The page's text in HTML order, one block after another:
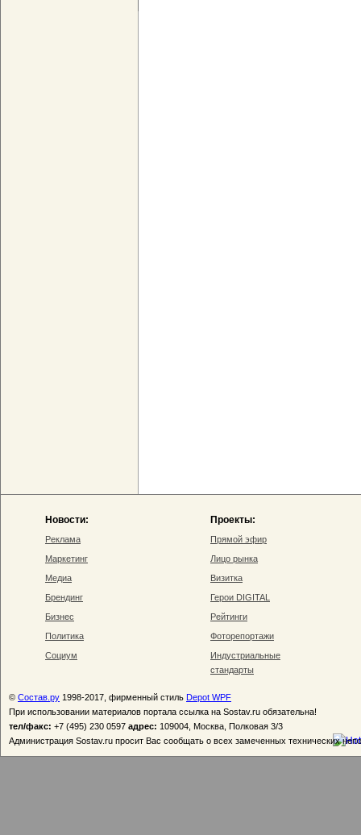
Новости:
Реклама
Маркетинг
Медиа
Брендинг
Бизнес
Политика
Социум
Проекты:
Прямой эфир
Лицо рынка
Визитка
Герои DIGITAL
Рейтинги
Фоторепортажи
Индустриальные
стандарты
© Состав.ру 1998-2017, фирменный стиль Depot WPF
При использовании материалов портала ссылка на Sostav.ru обязательна!
тел/факс: +7 (495) 230 0597 адрес: 109004, Москва, Полковая 3/3
Администрация Sostav.ru просит Вас сообщать о всех замеченных технических